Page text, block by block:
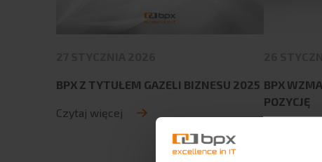
BPX Z TYTUŁEM GAZELI BIZNESU 2025
Czytaj więcej
BPX
POZYCJĘ